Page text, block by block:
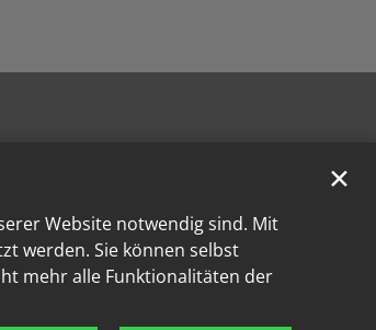
Website notwendig sind. Mit
werden. Sie können selbst
mehr alle Funktionalitäten der
✕